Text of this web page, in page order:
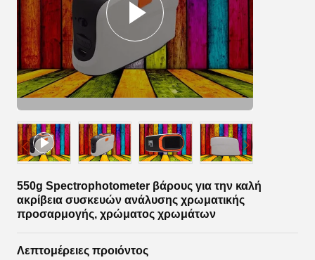
550g Spectrophotometer βάρους για την καλή
ακρίβεια συσκευών ανάλυσης χρωματικής
προσαρμογής, χρώματος χρωμάτων
Λεπτομέρειες προιόντος